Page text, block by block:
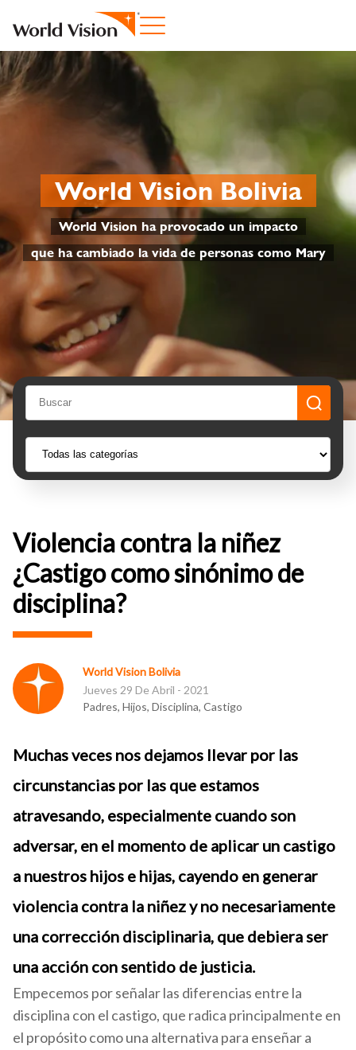
World Vision Bolivia
World Vision ha provocado un impacto
que ha cambiado la vida de personas como Mary
Violencia contra la niñez
¿Castigo como sinónimo de
disciplina?
World Vision Bolivia
Jueves 29 De Abril - 2021
Padres, Hijos, Disciplina, Castigo
Muchas veces nos dejamos llevar por las
circunstancias por las que estamos
atravesando, especialmente cuando son
adversar, en el momento de aplicar un castigo
a nuestros hijos e hijas, cayendo en generar
violencia contra la niñez y no necesariamente
una corrección disciplinaria, que debiera ser
una acción con sentido de justicia.
Empecemos por señalar las diferencias entre la
disciplina con el castigo, que radica principalmente en
el propósito como una alternativa para enseñar a